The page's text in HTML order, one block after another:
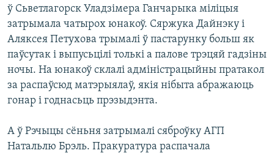
ў Сьветлагорск Уладзімера Ганчарыка міліцыя
затрымала чатырох юнакоў. Сяржука Дайнэку і
Аляксея Петухова трымалі ў пастарунку больш як
паўсутак і выпусьцілі толькі а палове трэцяй гадзіны
ночы. На юнакоў склалі адміністрацыйны пратакол
за распаўсюд матэрыялаў, якія нібыта абражаюць
гонар і годнасьць прэзыдэнта.
А ў Рэчыцы сёньня затрымалі сяброўку АГП
Натальлю Брэль. Пракуратура распачала